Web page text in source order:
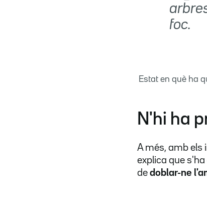
foc.
Estat en què ha
N'hi ha
A més, amb els
explica que
de doblar-ne